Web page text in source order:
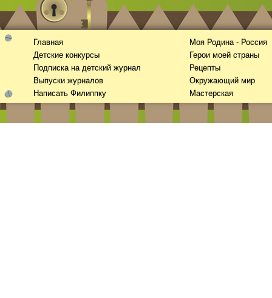
Главная
Детские конкурсы
Подписка на детский журнал
Выпуски журналов
Написать Филиппку
Моя Родина - Россия
Герои моей страны
Рецепты
Окружающий мир
Мастерская